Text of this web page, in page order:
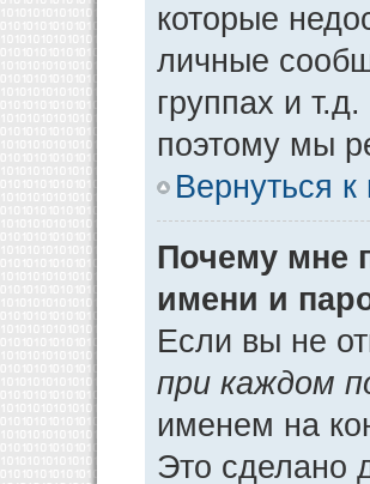
которые
личные
группах и
поэтому мы
Вернуться к
Почему мне
имени и
Если вы не
при каждом
именем на
Это сделано